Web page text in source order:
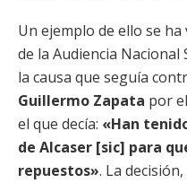
Un ejemplo de ello se
de la Audiencia
la causa que seguía
Guillermo Zapata por
el que decía: «Han
de Alcaser [sic] para
repuestos». La